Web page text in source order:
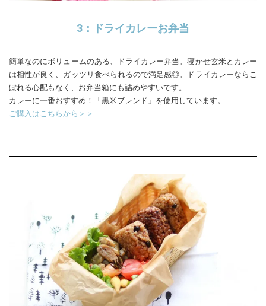
3：ドライカレーお弁当
簡単なのにボリュームのある、ドライカレー弁当。寝かせ玄米とカレー
は相性が良く、ガッツリ食べられるので満足感◎。ドライカレーならこ
ぼれる心配もなく、お弁当箱にも詰めやすいです。
カレーに一番おすすめ！「黒米ブレンド」を使用しています。
ご購入はこちらから＞＞